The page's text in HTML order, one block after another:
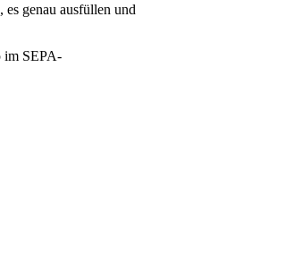
genau ausfüllen und
im SEPA-